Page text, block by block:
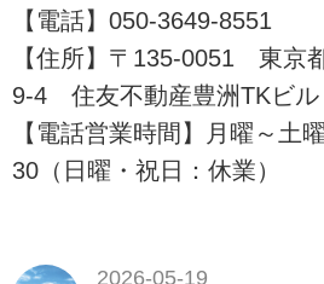
【電話】050-3649-8551
【住所】〒135-0051 東京
9-4 住友不動産豊洲TKビル
【電話営業時間】月曜～土
30（日曜・祝日：休業）
2026-05-19